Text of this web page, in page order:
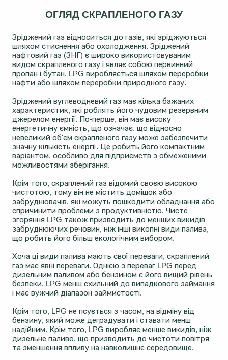
ОГЛЯД СКРАПЛЕНОГО ГАЗУ
Зріджений газ відноситься до газів, які зріджуються
шляхом стиснення або охолодження. Зріджений
нафтовий газ (ЗНГ) є широко використовуваним
видом скрапленого газу і являє собою первинний
пропан і бутан. LPG виробляється шляхом переробки
нафти або шляхом переробки природного газу.
Зріджений вуглеводневий газ має кілька бажаних
характеристик, які роблять його чудовим резервним
джерелом енергії. По-перше, він має високу
енергетичну ємність, що означає, що відносно
невеликий об'єм скрапленого газу може забезпечити
значну кількість енергії. Це робить його компактним
варіантом, особливо для підприємств з обмеженими
можливостями зберігання.
Крім того, скраплений газ відомий своєю високою
чистотою, тому він не містить домішок або
забруднювачів, які можуть пошкодити обладнання або
спричинити проблеми з продуктивністю. Чисте
згоряння LPG також призводить до менших викидів
забруднюючих речовин, ніж інші викопні види палива,
що робить його більш екологічним вибором.
Хоча ці види палива мають свої переваги, скраплений
газ має явні переваги. Однією з переваг LPG перед
дизельним паливом або бензином є його вищий рівень
безпеки. LPG менш схильний до випадкового займання
і має вужчий діапазон займистості.
Крім того, LPG не псується з часом, на відміну від
бензину, який може деградувати і ставати менш
надійним. Крім того, LPG виробляє менше викидів, ніж
дизельне паливо, що призводить до чистоти повітря
та зменшення впливу на навколишнє середовище.